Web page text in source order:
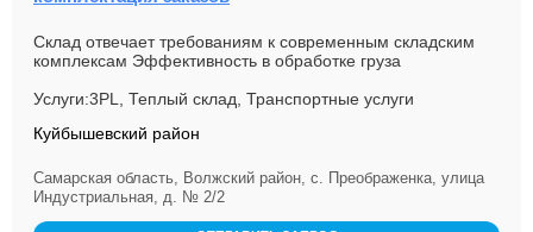
Склад отвечает требованиям к современным складским
комплексам Эффективность в обработке груза
Услуги:3PL, Теплый склад, Транспортные услуги
Куйбышевский район
Самарская область, Волжский район, с. Преображенка, улица
Индустриальная, д. № 2/2